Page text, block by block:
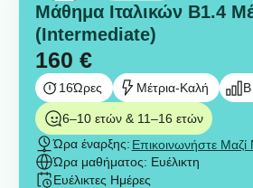
Μάθημα Ιταλικών B1.4
(Intermediate)
160 €
16Ώρες Μέτρια-Καλή
6–10 ετών & 11–16 ετών
Ώρα έναρξης: Επικοινωνήστε Μαζί
Ώρα μαθήματος: Ευέλικτη
Ευέλικτες Ημέρες